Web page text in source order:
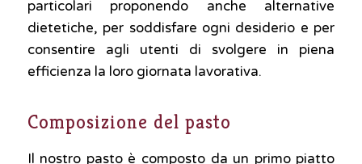
particolari proponendo anche alternative
dietetiche, per soddisfare ogni desiderio e per
consentire agli utenti di svolgere in piena
efficienza la loro giornata lavorativa.
Composizione del pasto
Il nostro pasto è composto da un primo piatto